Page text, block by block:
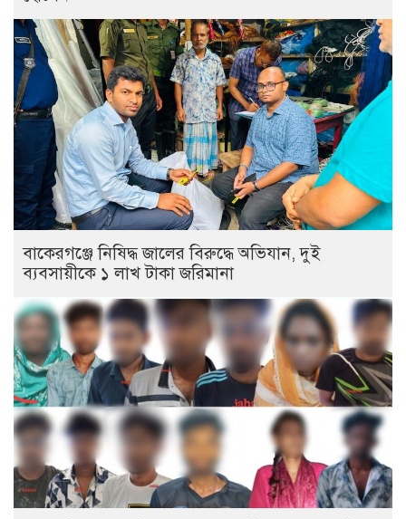
বাকেরগঞ্জে নিষিদ্ধ জালের বিরুদ্ধে অভিযান, দুই
ব্যবসায়ীকে ১ লাখ টাকা জরিমানা